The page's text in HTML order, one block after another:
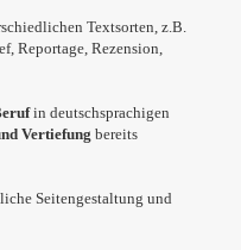
Textsorten, z.B.
Reportage, Rezension,
in deutschsprachigen
Vertiefung bereits
Seitengestaltung und